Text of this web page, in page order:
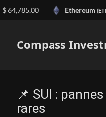
Compass
📌 SUI :
rares
Ethereum(ETH)